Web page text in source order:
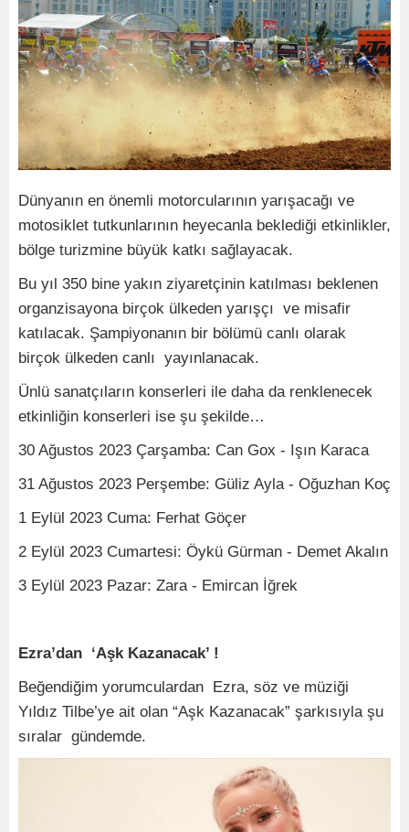
Dünyanın en önemli motorcularının yarışacağı ve
motosiklet tutkunlarının heyecanla beklediği etkinlikler,
bölge turizmine büyük katkı sağlayacak.
Bu yıl 350 bine yakın ziyaretçinin katılması beklenen
organzisayona birçok ülkeden yarışçı ve misafir
katılacak. Şampiyonanın bir bölümü canlı olarak
birçok ülkeden canlı yayınlanacak.
Ünlü sanatçıların konserleri ile daha da renklenecek
etkinliğin konserleri ise şu şekilde…
30 Ağustos 2023 Çarşamba: Can Gox - Işın Karaca
31 Ağustos 2023 Perşembe: Güliz Ayla - Oğuzhan Koç
1 Eylül 2023 Cuma: Ferhat Göçer
2 Eylül 2023 Cumartesi: Öykü Gürman - Demet Akalın
3 Eylül 2023 Pazar: Zara - Emircan İğrek
Ezra’dan ‘Aşk Kazanacak’ !
Beğendiğim yorumculardan Ezra, söz ve müziği
Yıldız Tilbe’ye ait olan “Aşk Kazanacak” şarkısıyla şu
sıralar gündemde.